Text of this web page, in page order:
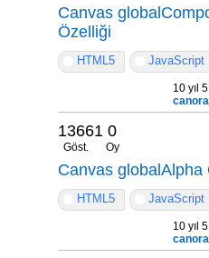
Canvas
Özelliği
HTML5 JavaScript
10 yıl
canora
13661
Göst.
0
Oy
Canvas globalAlpha
HTML5 JavaScript
10 yıl
canora